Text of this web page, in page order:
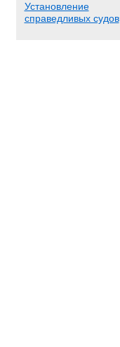
Установление
справедливых судов